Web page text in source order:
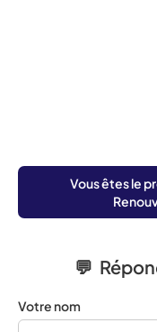
Vous êtes le
💬
Votre nom